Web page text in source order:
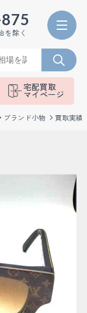
を除く
宅配買取
マイページ
ブランド小物 買取実績